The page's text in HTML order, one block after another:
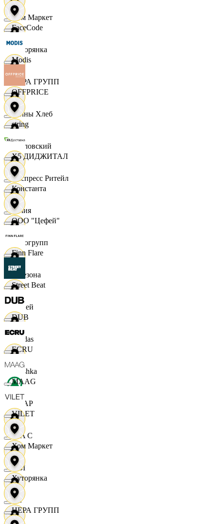
Хом Маркет
Хуторянка
ЦЕРА ГРУПП
Челны Хлеб
Чкаловский
Экспресс Ритейл
Юлия
Яркогрупп
4 Сезона
7 дней
Adidas
Bershka
СПАР
M A C
OBI
RE
FaceCode
Modis
OFFPRICE
string
X5 ДИДЖИТАЛ
Константа
ООО "Цефей"
Finn Flare
Street Beat
DUB
ECRU
MAAG
VILET
Хом Маркет
Хуторянка
ЦЕРА ГРУПП